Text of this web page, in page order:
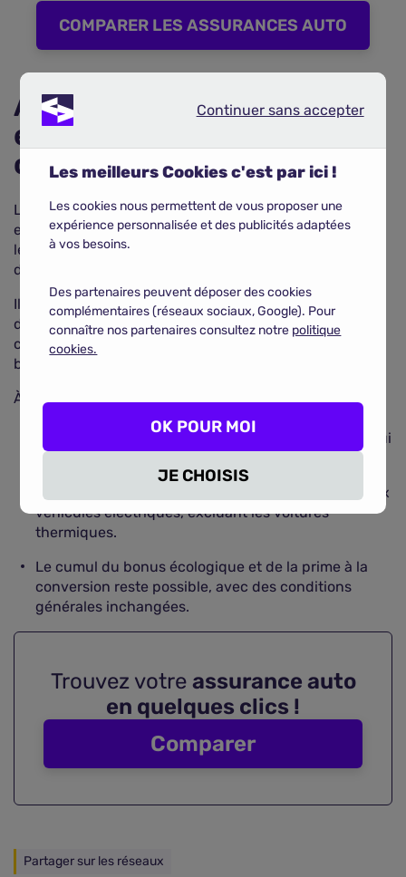
COMPARER LES ASSURANCES AUTO
Assurance auto : un
élément important à
considérer
Lors de l'achat d'un véhicule électrique ou hybride, il
est important de penser à l'assurance auto. En effet,
les cotisations d'assurance peuvent varier en fonction
du type de véhicule et de ses caractéristiques.
Il est donc essentiel de comparer les offres de
différentes compagnies d'assurance afin de trouver la
couverture la plus adaptée à ses besoins et à son
budget.
À retenir :
Le bonus écologique pour les véhicules propres est
réduit en 2024, sauf pour les ménages modestes qui
continuent de percevoir des aides élevées.
La prime à la conversion est désormais réservée aux
véhicules électriques, excluant les voitures
thermiques.
Le cumul du bonus écologique et de la prime à la
conversion reste possible, avec des conditions
générales inchangées.
Trouvez votre assurance auto
en quelques clics !
Comparer
Partager sur les réseaux
Continuer sans accepter
Les meilleurs Cookies c'est par ici !
Les cookies nous permettent de vous proposer une
expérience personnalisée et des publicités adaptées
à vos besoins.
Des partenaires peuvent déposer des cookies
complémentaires (réseaux sociaux, Google). Pour
connaître nos partenaires consultez notre politique
cookies.
JE CHOISIS
OK POUR MOI
Continuer sans accepter